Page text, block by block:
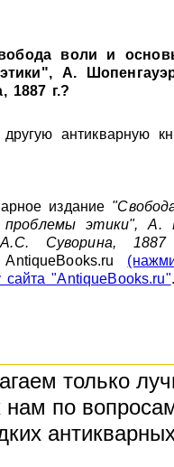
воли и
А.
1887 г.?
антикварную
издание
этики", А.
Суворина,
"AntiqueBooks.ru".
только
по